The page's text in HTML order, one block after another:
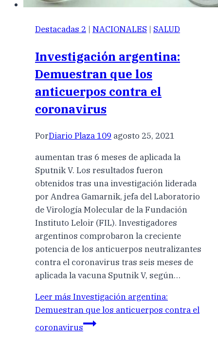
Destacadas 2 | NACIONALES | SALUD
Investigación argentina:
Demuestran que los
anticuerpos contra el
coronavirus
PorDiario Plaza 109 agosto 25, 2021
aumentan tras 6 meses de aplicada la
Sputnik V. Los resultados fueron
obtenidos tras una investigación liderada
por Andrea Gamarnik, jefa del Laboratorio
de Virología Molecular de la Fundación
Instituto Leloir (FIL). Investigadores
argentinos comprobaron la creciente
potencia de los anticuerpos neutralizantes
contra el coronavirus tras seis meses de
aplicada la vacuna Sputnik V, según…
Leer más Investigación argentina:
Demuestran que los anticuerpos contra el
coronavirus